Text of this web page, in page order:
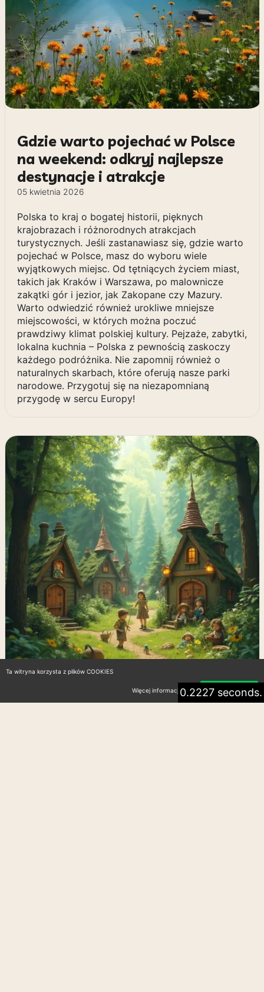
Gdzie warto pojechać w Polsce
na weekend: odkryj najlepsze
destynacje i atrakcje
05 kwietnia 2026
Polska to kraj o bogatej historii, pięknych
krajobrazach i różnorodnych atrakcjach
turystycznych. Jeśli zastanawiasz się, gdzie warto
pojechać w Polsce, masz do wyboru wiele
wyjątkowych miejsc. Od tętniących życiem miast,
takich jak Kraków i Warszawa, po malownicze
zakątki gór i jezior, jak Zakopane czy Mazury.
Warto odwiedzić również urokliwe mniejsze
miejscowości, w których można poczuć
prawdziwy klimat polskiej kultury. Pejzaże, zabytki,
lokalna kuchnia – Polska z pewnością zaskoczy
każdego podróżnika. Nie zapomnij również o
naturalnych skarbach, które oferują nasze parki
narodowe. Przygotuj się na niezapomnianą
przygodę w sercu Europy!
0.2227 seconds.
Ta witryna korzysta z plików COOKIES
Więcej informacji Akceptuję